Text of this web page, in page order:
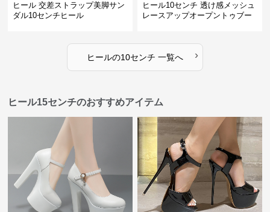
ヒール 交差ストラップ美脚サン
ダル10センチヒール
ヒール10センチ 透け感メッシュ
レースアップオープントゥブー
ヒールの10センチ 一覧へ ›
ヒール15センチのおすすめアイテム